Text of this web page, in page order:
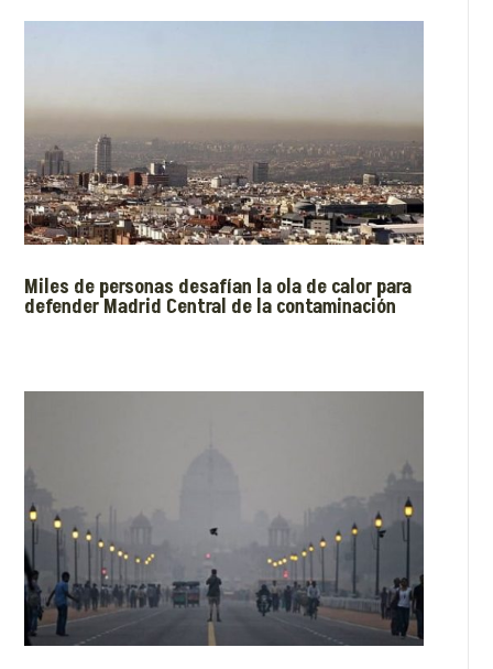
Miles de personas desafían la ola de calor para
defender Madrid Central de la contaminación